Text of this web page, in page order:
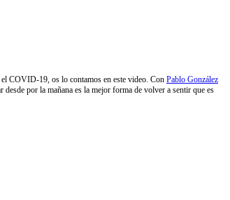
COVID-19, os lo contamos en este video. Con Pablo González
desde por la mañana es la mejor forma de volver a sentir que es